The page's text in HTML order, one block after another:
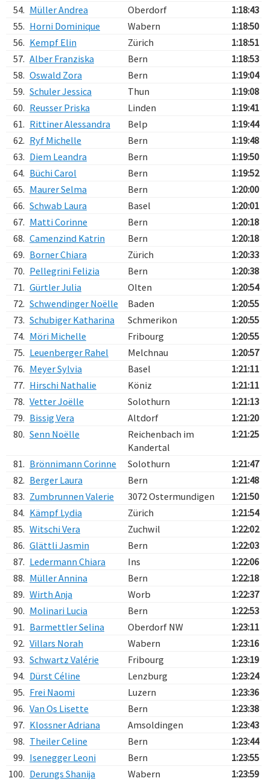
54. Müller Andrea Oberdorf
1:18:43
55. Horni Dominique Wabern
1:18:50
56. Kempf Elin Zürich
1:18:51
57. Alber Franziska Bern
1:18:53
58. Oswald Zora Bern
1:19:04
59. Schuler Jessica Thun
1:19:08
60. Reusser Priska Linden
1:19:41
61. Rittiner Alessandra Belp
1:19:44
62. Ryf Michelle Bern
1:19:48
63. Diem Leandra Bern
1:19:50
64. Büchi Carol Bern
1:19:52
65. Maurer Selma Bern
1:20:00
66. Schwab Laura Basel
1:20:01
67. Matti Corinne Bern
1:20:18
68. Camenzind Katrin Bern
1:20:18
69. Borner Chiara Zürich
1:20:33
70. Pellegrini Felizia Bern
1:20:38
71. Gürtler Julia Olten
1:20:54
72. Schwendinger Noëlle Baden
1:20:55
73. Schubiger Katharina Schmerikon
1:20:55
74. Möri Michelle Fribourg
1:20:55
75. Leuenberger Rahel Melchnau
1:20:57
76. Meyer Sylvia Basel
1:21:11
77. Hirschi Nathalie Köniz
1:21:11
78. Vetter Joëlle Solothurn
1:21:13
79. Bissig Vera Altdorf
1:21:20
80. Senn Noëlle
Reichenbach im
Kandertal
1:21:25
81. Brönnimann Corinne Solothurn
1:21:47
82. Berger Laura Bern
1:21:48
83. Zumbrunnen Valerie 3072 Ostermundigen
1:21:50
84. Kämpf Lydia Zürich
1:21:54
85. Witschi Vera Zuchwil
1:22:02
86. Glättli Jasmin Bern
1:22:03
87. Ledermann Chiara Ins
1:22:06
88. Müller Annina Bern
1:22:18
89. Wirth Anja Worb
1:22:37
90. Molinari Lucia Bern
1:22:53
91. Barmettler Selina Oberdorf NW
1:23:11
92. Villars Norah Wabern
1:23:16
93. Schwartz Valérie Fribourg
1:23:19
94. Dürst Céline Lenzburg
1:23:24
95. Frei Naomi Luzern
1:23:36
96. Van Os Lisette Bern
1:23:38
97. Klossner Adriana Amsoldingen
1:23:43
98. Theiler Celine Bern
1:23:44
99. Isenegger Leoni Bern
1:23:55
100. Derungs Shanija Wabern 1:23:59